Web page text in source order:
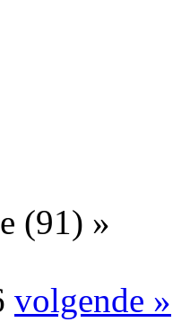
(91) »
volgende »